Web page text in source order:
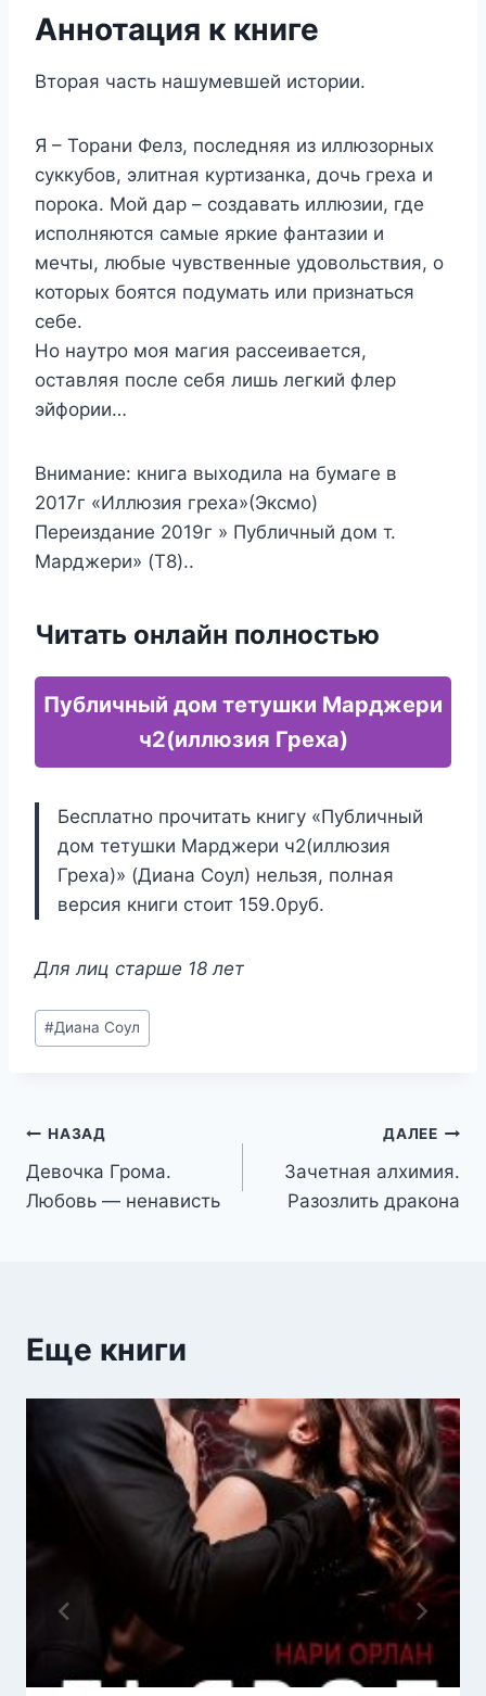
Аннотация к книге
Вторая часть нашумевшей истории.
Я – Торани Фелз, последняя из иллюзорных
суккубов, элитная куртизанка, дочь греха и
порока. Мой дар – создавать иллюзии, где
исполняются самые яркие фантазии и
мечты, любые чувственные удовольствия, о
которых боятся подумать или признаться
себе.
Но наутро моя магия рассеивается,
оставляя после себя лишь легкий флер
эйфории…
Внимание: книга выходила на бумаге в
2017г «Иллюзия греха»(Эксмо)
Переиздание 2019г » Публичный дом т.
Марджери» (T8)..
Читать онлайн полностью
Публичный дом тетушки Марджери
ч2(иллюзия Греха)
Бесплатно прочитать книгу «Публичный
дом тетушки Марджери ч2(иллюзия
Греха)» (Диана Соул) нельзя, полная
версия книги стоит 159.0руб.
Для лиц старше 18 лет
Метки
записи:
#Диана Соул
Навигация
по
НАЗАД
Девочка Грома.
Любовь — ненависть
ДАЛЕЕ
Зачетная алхимия.
Разозлить дракона
Еще книги